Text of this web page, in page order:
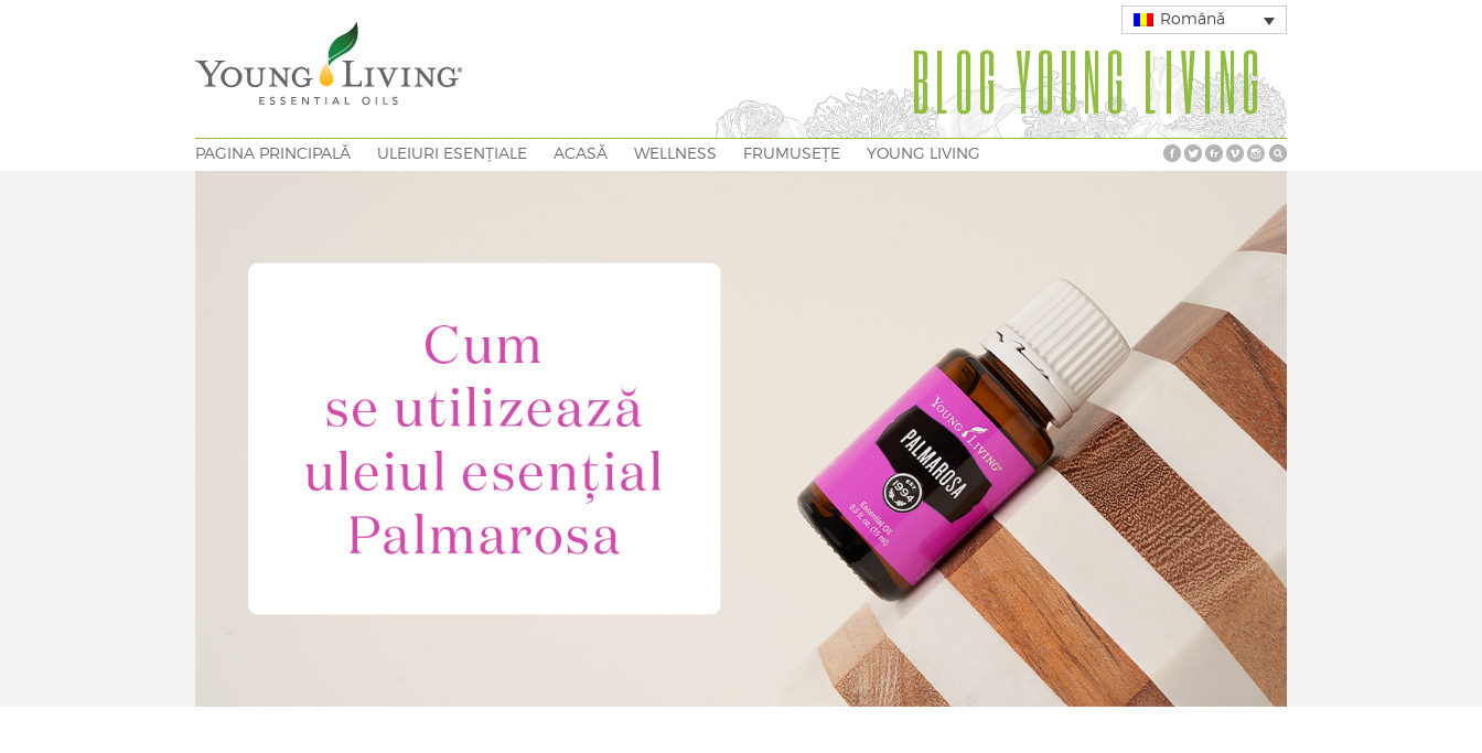
Română
BLOG YOUNG LIVING
PAGINA PRINCIPALĂ ULEIURI ESENȚIALE ACASĂ WELLNESS FRUMUSEȚE YOUNG LIVING